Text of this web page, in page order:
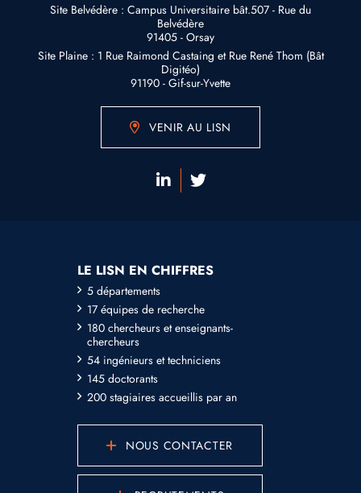
Site Belvédère : Campus Universitaire bât.507 - Rue du
Belvédère
91405 - Orsay
Site Plaine : 1 Rue Raimond Castaing et Rue René Thom (Bât
Digitéo)
91190 - Gif-sur-Yvette
VENIR AU LISN
LE LISN EN CHIFFRES
5 départements
17 équipes de recherche
180 chercheurs et enseignants-
chercheurs
54 ingénieurs et techniciens
145 doctorants
200 stagiaires accueillis par an
NOUS CONTACTER